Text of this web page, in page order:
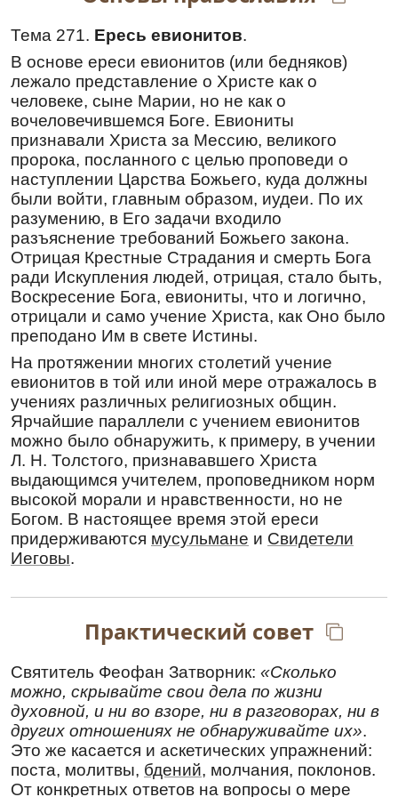
о́бразу твоему́, по́двиги же и чудеса́ твоя́ и
мно́гое сострада́ние твое́ к лю́дем
прославля́юще, мо́лим тя приле́жно: яви́ нам
смире́нным и гре́шным свято́е и многомо́щное
твое́ заступле́ние, се бо грех ра́ди на́ших не
и́мамы свобо́ды чад Бо́жиих, е́же о потре́бах
на́ших Го́спода и Влады́ку на́шего
дерзнове́нно проси́ти, но тебе́ моли́твенника к
Нему́ благоприя́тнаго предлага́ем и о твое́м
предста́тельстве взыва́ем, испроси́ нам у
Го́спода благопотре́бныя да́ры душа́м и
телесе́м на́шим, ве́ру пра́вую, спасе́ния
наде́жду несомне́нную, любо́вь же ко всем
нелицеме́рную, во искуше́ниих му́жество, в
злострада́ниих терпе́ние, в моли́твах
постоя́нство, душ и теле́с здра́вие, земли́
плодоно́сие, возду́ха благорастворе́ние,
жите́йских потре́б дово́льство, ми́рное и
благоче́стное на земли́ житие́, христиа́нскую
жития́ кончи́ну и до́брый отве́т на стра́шнем
суди́ще Христо́вом. Еще́ же, о страстоте́рпче
Христо́в, у Царя́ Небе́снаго испроси́ стране́
на́шей Росси́йстей мир, здра́вие и спасе́ние, и
на враги́ побе́ду и одоле́ние, благоустрое́ние,
тишину́ и благоде́нствие. Христолюби́вому
во́инству бу́ди сора́тай и помо́щник на враги́ и
всем лю́дем правосла́вным яви́ твое́ свято́е
заступле́ние: боля́щия исцели́, скорбя́щия
уте́ши, бе́дствующим помози́. Ей, уго́дниче
Бо́жий и му́чениче долготерпели́вый! Не
забу́ди святу́ю оби́тель твою́ и вся живу́щия в
и́го Христо́во и от вся́ких бед и искуше́ний
ми́лостивне изба́ви. Всех у́бо нас приведи́ в
ти́хое приста́нище спасе́ния и насле́дники
сподо́би бы́ти пресве́тлаго Ца́рствия Христо́ва
святы́ми твои́ми моли́твами, да сла́вим и пое́м
вели́кия щедро́ты Отца́ и Сы́на и Свята́го
Ду́ха, в Тро́ице сла́вимаго и покланя́емаго
Бо́га, и твое́ свято́е заступле́ние во ве́ки веко́в.
Ами́нь.
Тема 271. Ересь евионитов.
В основе ереси евионитов (или бедняков)
лежало представление о Христе как о
человеке, сыне Марии, но не как о
вочеловечившемся Боге. Евиониты
признавали Христа за Мессию, великого
пророка, посланного с целью проповеди о
наступлении Царства Божьего, куда должны
были войти, главным образом, иудеи. По их
разумению, в Его задачи входило
разъяснение требований Божьего закона.
Отрицая Крестные Страдания и смерть Бога
ради Искупления людей, отрицая, стало быть,
Воскресение Бога, евиониты, что и логично,
отрицали и само учение Христа, как Оно было
преподано Им в свете Истины.
На протяжении многих столетий учение
евионитов в той или иной мере отражалось в
учениях различных религиозных общин.
Ярчайшие параллели с учением евионитов
можно было обнаружить, к примеру, в учении
Л. Н. Толстого, признававшего Христа
выдающимся учителем, проповедником норм
высокой морали и нравственности, но не
Богом. В настоящее время этой ереси
придерживаются мусульмане и Свидетели
Иеговы.
Практический совет
Святитель Феофан Затворник: «Сколько
можно, скрывайте свои дела по жизни
духовной, и ни во взоре, ни в разговорах, ни в
других отношениях не обнаруживайте их».
Это же касается и аскетических упражнений:
поста, молитвы, бдений, молчания, поклонов.
От конкретных ответов на вопросы о мере